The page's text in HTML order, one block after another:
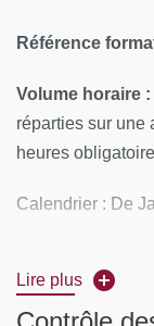
Référence
Volume horaire :
réparties sur une
heures obligatoire
Calendrier : De
Lire plus